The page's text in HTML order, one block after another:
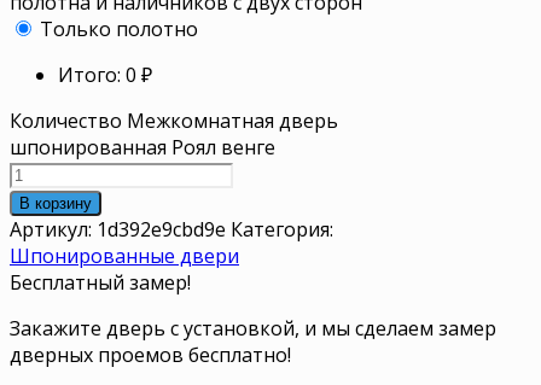
Только полотно
Итого: 0 ₽
Количество Межкомнатная дверь
шпонированная Роял венге
В корзину
Артикул: 1d392e9cbd9e Категория:
Шпонированные двери
Бесплатный замер!
Закажите дверь с установкой, и мы сделаем замер
дверных проемов бесплатно!